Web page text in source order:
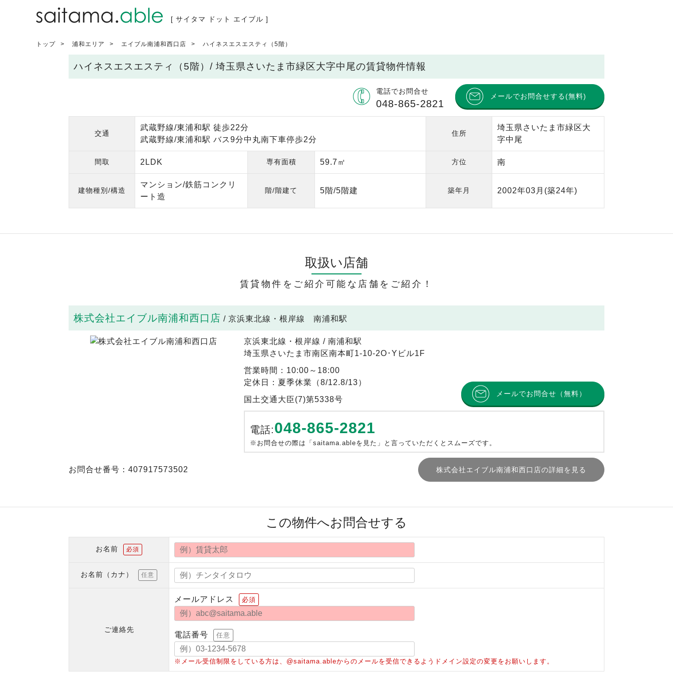
[ サイタマ ドット エイブル ]
トップ 浦和エリア エイブル南浦和西口店 ハイネスエスエスティ（5階）
ハイネスエスエスティ（5階）/ 埼玉県さいたま市緑区大字中尾の賃貸物件情報
電話でお問合せ
048-865-2821
メールでお問合せする(無料)
交通
武蔵野線/東浦和駅 徒歩22分
武蔵野線/東浦和駅 バス9分中丸南下車停歩2分
住所
埼玉県さいたま市緑区大
字中尾
間取 2LDK 専有面積 59.7㎡ 方位 南
建物種別/構造
マンション/鉄筋コンクリ
ート造
階/階建て 5階/5階建 築年月 2002年03月 (築24年)
取扱い店舗
賃貸物件をご紹介可能な店舗をご紹介！
株式会社エイブル南浦和西口店 / 京浜東北線・根岸線 南浦和駅
京浜東北線・根岸線 / 南浦和駅
埼玉県さいたま市南区南本町1-10-2O･Yビル1F
営業時間：10:00～18:00
定休日：夏季休業（8/12.8/13）
国土交通大臣(7)第5338号
メールでお問合せ（無料）
電話:048-865-2821
※お問合せの際は「saitama.ableを見た」と言っていただくとスムーズです。
お問合せ番号：407917573502 株式会社エイブル南浦和西口店の詳細を見る
この物件へお問合せする
お名前 必須
お名前（カナ） 任意
ご連絡先
メールアドレス 必須
電話番号 任意
※メール受信制限をしている方は、@saitama.ableからのメールを受信できるようドメイン設定の変更をお願いします。